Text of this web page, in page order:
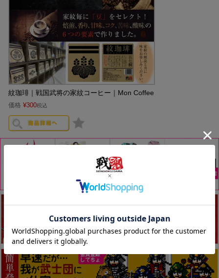
紋珈琲｜戦国武将の家紋コーヒー｜Mon Coffee
価格 ¥300税込